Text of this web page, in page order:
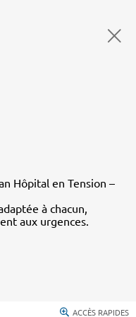
Hôpital en Tension –
à chacun,
aux urgences.
ACCÈS RAPIDES